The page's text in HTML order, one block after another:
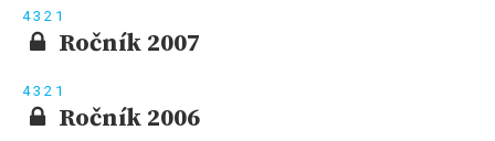
43 2 1
Ročník 2007
43 2 1
Ročník 2006